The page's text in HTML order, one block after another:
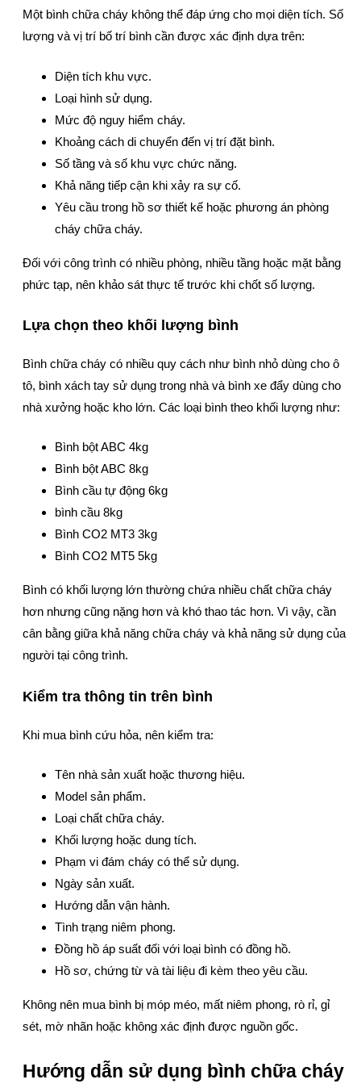
Một bình chữa cháy không thể đáp ứng cho mọi diện tích. Số
lượng và vị trí bố trí bình cần được xác định dựa trên:
Diện tích khu vực.
Loại hình sử dụng.
Mức độ nguy hiểm cháy.
Khoảng cách di chuyển đến vị trí đặt bình.
Số tầng và số khu vực chức năng.
Khả năng tiếp cận khi xảy ra sự cố.
Yêu cầu trong hồ sơ thiết kế hoặc phương án phòng
cháy chữa cháy.
Đối với công trình có nhiều phòng, nhiều tầng hoặc mặt bằng
phức tạp, nên khảo sát thực tế trước khi chốt số lượng.
Lựa chọn theo khối lượng bình
Bình chữa cháy có nhiều quy cách như bình nhỏ dùng cho ô
tô, bình xách tay sử dụng trong nhà và bình xe đẩy dùng cho
nhà xưởng hoặc kho lớn. Các loại bình theo khối lượng như:
Bình bột ABC 4kg
Bình bột ABC 8kg
Bình cầu tự động 6kg
bình cầu 8kg
Bình CO2 MT3 3kg
Bình CO2 MT5 5kg
Bình có khối lượng lớn thường chứa nhiều chất chữa cháy
hơn nhưng cũng nặng hơn và khó thao tác hơn. Vì vậy, cần
cân bằng giữa khả năng chữa cháy và khả năng sử dụng của
người tại công trình.
Kiểm tra thông tin trên bình
Khi mua bình cứu hỏa, nên kiểm tra:
Tên nhà sản xuất hoặc thương hiệu.
Model sản phẩm.
Loại chất chữa cháy.
Khối lượng hoặc dung tích.
Phạm vi đám cháy có thể sử dụng.
Ngày sản xuất.
Hướng dẫn vận hành.
Tình trạng niêm phong.
Đồng hồ áp suất đối với loại bình có đồng hồ.
Hồ sơ, chứng từ và tài liệu đi kèm theo yêu cầu.
Không nên mua bình bị móp méo, mất niêm phong, rò rỉ, gỉ
sét, mờ nhãn hoặc không xác định được nguồn gốc.
Hướng dẫn sử dụng bình chữa cháy